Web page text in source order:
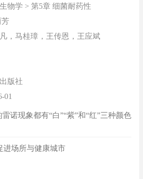
物学 > 第5章 细菌耐药性
芳
，马桂璋，王传恩，王应斌
版社
01
诺现象都有“白”“紫”和“红”三种颜色
进场所与健康城市